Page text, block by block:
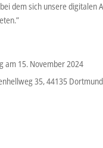
dem sich unsere
am 15. November 2024
35, 44135 Dortmund